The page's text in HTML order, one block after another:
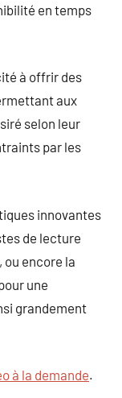
en temps
à offrir des
aux
selon leur
par les
innovantes
de lecture
ou encore la
une
grandement
à la demande.